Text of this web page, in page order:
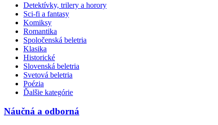
Detektívky, trilery a horory
Sci-fi a fantasy
Komiksy
Romantika
Spoločenská beletria
Klasika
Historické
Slovenská beletria
Svetová beletria
Poézia
Ďalšie kategórie
Náučná a odborná